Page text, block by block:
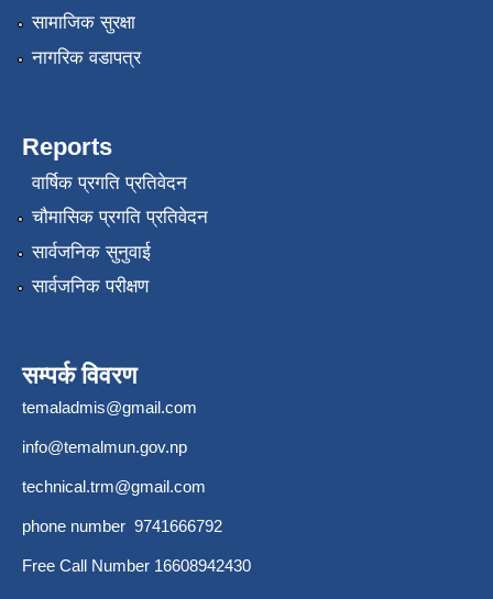
सामाजिक सुरक्षा
नागरिक वडापत्र
Reports
वार्षिक प्रगति प्रतिवेदन
चौमासिक प्रगति प्रतिवेदन
सार्वजनिक सुनुवाई
सार्वजनिक परीक्षण
सम्पर्क विवरण
temaladmis@gmail.com
info@temalmun.gov.np
technical.trm@gmail.com
phone number 9741666792
Free Call Number 16608942430